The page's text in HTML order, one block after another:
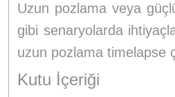
Uzun pozlama veya
gibi senaryolarda
uzun pozlama timelapse
Kutu İçeriği